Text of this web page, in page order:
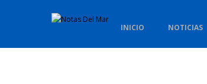
INICIO NOTICIAS